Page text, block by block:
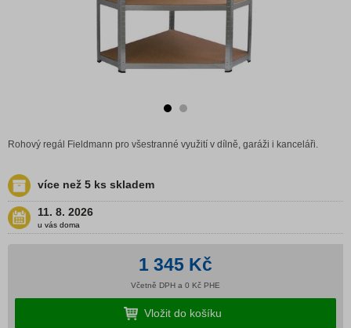
Rohový regál Fieldmann pro všestranné využití v dílně, garáži i kanceláři.